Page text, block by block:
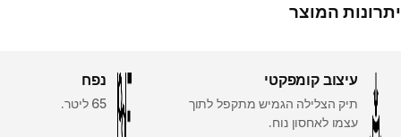
יתרונות המוצר
עיצוב קומפקטי
תיק הצלילה הגמיש מתקפל לתוך
עצמו לאחסון נוח.
נפח
65 ליטר.